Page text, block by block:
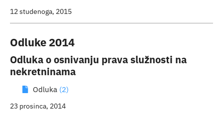
12 studenoga, 2015
Odluke 2014
Odluka o osnivanju prava služnosti na
nekretninama
Odluka (2)
23 prosinca, 2014